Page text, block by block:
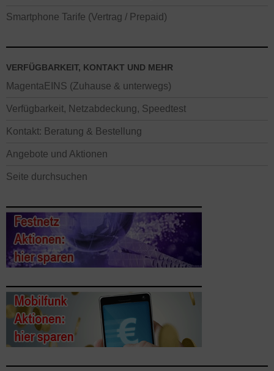
Smartphone Tarife (Vertrag / Prepaid)
VERFÜGBARKEIT, KONTAKT UND MEHR
MagentaEINS (Zuhause & unterwegs)
Verfügbarkeit, Netzabdeckung, Speedtest
Kontakt: Beratung & Bestellung
Angebote und Aktionen
Seite durchsuchen